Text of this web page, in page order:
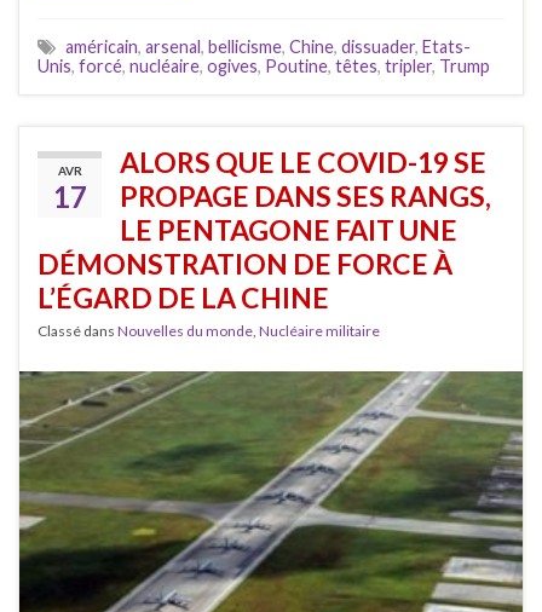
américain, arsenal , bellicisme, Chine, dissuader, Etats-
Unis, forcé, nucléaire, ogives, Poutine, têtes, tripler, Trump
AVR
17
ALORS QUE LE COVID-19 SE
PROPAGE DANS SES RANGS,
LE PENTAGONE FAIT UNE
DÉMONSTRATION DE FORCE À
L’ÉGARD DE LA CHINE
Classé dans Nouvelles du monde, Nucléaire militaire